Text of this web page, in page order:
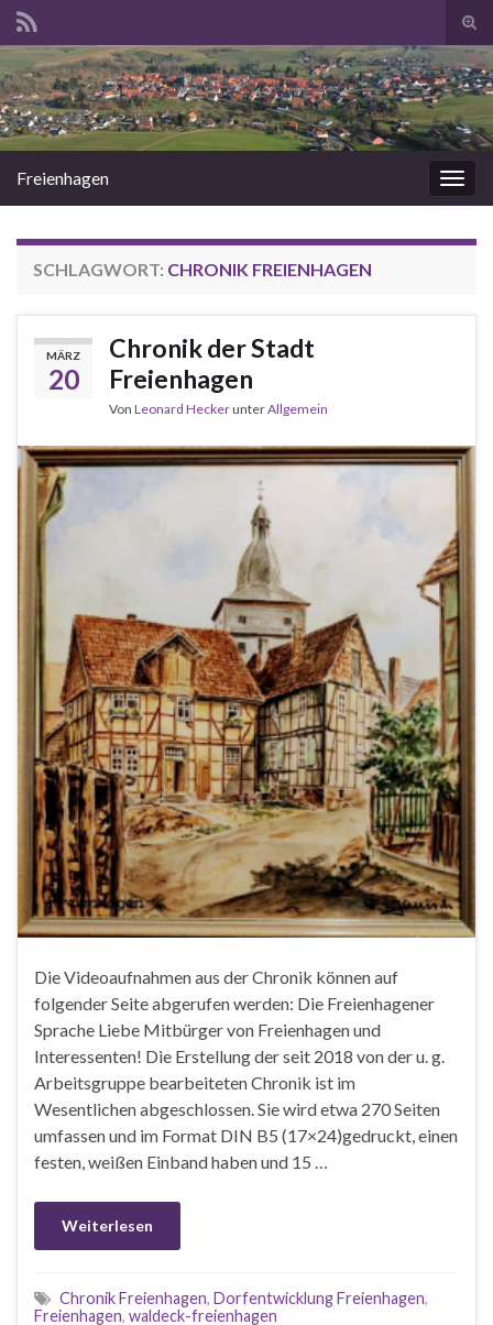
Search for:
Freienhagen
SCHLAGWORT: CHRONIK FREIENHAGEN
MÄRZ
20
Chronik der Stadt
Freienhagen
Von Leonard HeckerunterAllgemein
Die Videoaufnahmen aus der Chronik können auf
folgender Seite abgerufen werden: Die Freienhagener
Sprache Liebe Mitbürger von Freienhagen und
Interessenten! Die Erstellung der seit 2018 von der u. g.
Arbeitsgruppe bearbeiteten Chronik ist im
Wesentlichen abgeschlossen. Sie wird etwa 270 Seiten
umfassen und im Format DIN B5 (17×24)gedruckt, einen
festen, weißen Einband haben und 15 …
Weiterlesen
Chronik Freienhagen, Dorfentwicklung Freienhagen,
Freienhagen, waldeck-freienhagen